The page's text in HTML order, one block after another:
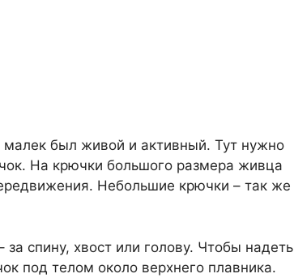
был живой и активный. Тут нужно
На крючки большого размера живца
Небольшие крючки – так же
спину, хвост или голову. Чтобы надеть
под телом около верхнего плавника.